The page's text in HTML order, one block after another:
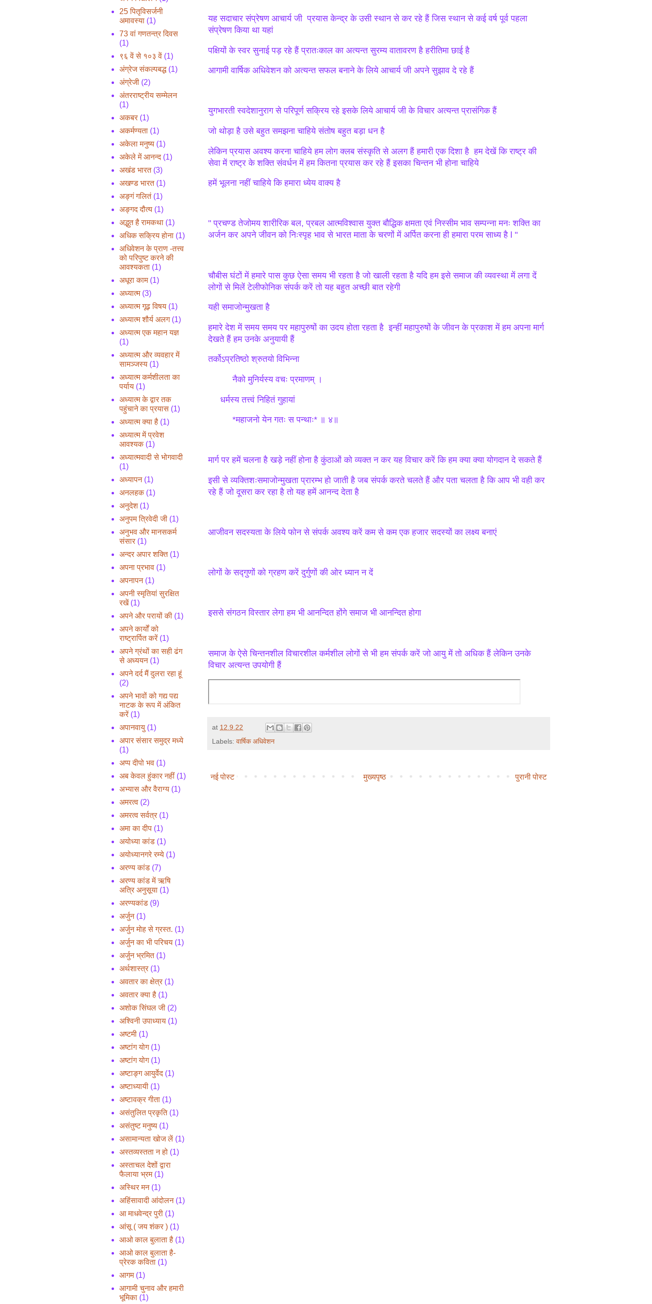
यह सदाचार संप्रेषण आचार्य जी प्रयास केन्द्र के उसी स्थान से कर रहे हैं जिस स्थान से कई वर्ष पूर्व पहला
संप्रेषण किया था यहां
पक्षियों के स्वर सुनाई पड़ रहे हैं प्रातःकाल का अत्यन्त सुरम्य वातावरण है हरीतिमा छाई है
आगामी वार्षिक अधिवेशन को अत्यन्त सफल बनाने के लिये आचार्य जी अपने सुझाव दे रहे हैं
युगभारती स्वदेशानुराग से परिपूर्ण सक्रिय रहे इसके लिये आचार्य जी के विचार अत्यन्त प्रासंगिक हैं
जो थोड़ा है उसे बहुत समझना चाहिये संतोष बहुत बड़ा धन है
लेकिन प्रयास अवश्य करना चाहिये हम लोग क्लब संस्कृति से अलग हैं हमारी एक दिशा है हम देखें कि राष्ट्र की
सेवा में राष्ट्र के शक्ति संवर्धन में हम कितना प्रयास कर रहे हैं इसका चिन्तन भी होना चाहिये
हमें भूलना नहीं चाहिये कि हमारा ध्येय वाक्य है
" प्रचण्ड तेजोमय शारीरिक बल, प्रबल आत्मविश्वास युक्त बौद्धिक क्षमता एवं निस्सीम भाव सम्पन्ना मनः शक्ति का
अर्जन कर अपने जीवन को निःस्पृह भाव से भारत माता के चरणों में अर्पित करना ही हमारा परम साध्य है l "
चौबीस घंटों में हमारे पास कुछ ऐसा समय भी रहता है जो खाली रहता है यदि हम इसे समाज की व्यवस्था में लगा दें
लोगों से मिलें टेलीफोनिक संपर्क करें तो यह बहुत अच्छी बात रहेगी
यही समाजोन्मुखता है
हमारे देश में समय समय पर महापुरुषों का उदय होता रहता है इन्हीं महापुरुषों के जीवन के प्रकाश में हम अपना मार्ग
देखते हैं हम उनके अनुयायी हैं
तर्कोऽप्रतिष्ठो श्रुतयो विभिन्ना
नैको मुनिर्यस्य वचः प्रमाणम् ।
धर्मस्य तत्त्वं निहितं गुहायां
*महाजनो येन गतः स पन्थाः* ॥ ४॥
मार्ग पर हमें चलना है खड़े नहीं होना है कुंठाओं को व्यक्त न कर यह विचार करें कि हम क्या क्या योगदान दे सकते हैं
इसी से व्यक्तिशःसमाजोन्मुखता प्रारम्भ हो जाती है जब संपर्क करते चलते हैं और पता चलता है कि आप भी वही कर
रहे हैं जो दूसरा कर रहा है तो यह हमें आनन्द देता है
आजीवन सदस्यता के लिये फोन से संपर्क अवश्य करें कम से कम एक हजार सदस्यों का लक्ष्य बनाएं
लोगों के सद्गुणों को ग्रहण करें दुर्गुणों की ओर ध्यान न दें
इससे संगठन विस्तार लेगा हम भी आनन्दित होंगे समाज भी आनन्दित होगा
समाज के ऐसे चिन्तनशील विचारशील कर्मशील लोगों से भी हम संपर्क करें जो आयु में तो अधिक हैं लेकिन उनके
विचार अत्यन्त उपयोगी हैं
at 12.9.22
Labels: वार्षिक अधिवेशन
नई पोस्ट पुरानी पोस्ट
मुख्यपृष्ठ
25 पितृविसर्जनी
अमावस्या (1)
73 वां गणतन्त्र दिवस
(1)
९६ वें से १०३ वें (1)
अंग्रेज संकल्पबद्ध (1)
अंग्रेजी (2)
अंतरराष्ट्रीय सम्मेलन
(1)
अकबर (1)
अकर्मण्यता (1)
अकेला मनुष्य (1)
अकेले में आनन्द (1)
अखंड भारत (3)
अखण्ड भारत (1)
अङ्गं गलितं (1)
अङ्गद दौत्य (1)
अद्भुत है रामकथा (1)
अधिक सक्रिय होना (1)
अधिवेशन के प्राण -तत्त्व
को परिपुष्ट करने की
आवश्यकता (1)
अधूरा काम (1)
अध्यात्म (3)
अध्यात्म गूढ़ विषय (1)
अध्यात्म शौर्य अलग (1)
अध्यात्म एक महान यज्ञ
(1)
अध्यात्म और व्यवहार में
सामञ्जस्य (1)
अध्यात्म कर्मशीलता का
पर्याय (1)
अध्यात्म के द्वार तक
पहुंचाने का प्रयास (1)
अध्यात्म क्या है (1)
अध्यात्म में प्रवेश
आवश्यक (1)
अध्यात्मवादी से भोगवादी
(1)
अध्यापन (1)
अनलहक (1)
अनुदेश (1)
अनुपम त्रिवेदी जी (1)
अनुभव और मानसकर्म
संसार (1)
अन्दर अपार शक्ति (1)
अपना प्रभाव (1)
अपनापन (1)
अपनी स्मृतियां सुरक्षित
रखें (1)
अपने और परायों की (1)
अपने कार्यों को
राष्ट्रार्पित करें (1)
अपने ग्रंथों का सही ढंग
से अध्ययन (1)
अपने दर्द मैं दुलरा रहा हूं
(2)
अपने भावों को गद्य पद्य
नाटक के रूप में अंकित
करें (1)
अपानवायु (1)
अपार संसार समुद्र मध्ये
(1)
अप्प दीपो भव (1)
अब केवल हुंकार नहीं (1)
अभ्यास और वैराग्य (1)
अमरत्व (2)
अमरत्व सर्वत्र (1)
अमा का दीप (1)
अयोध्या कांड (1)
अयोध्यानगरे रम्ये (1)
अरण्य कांड (7)
अरण्य कांड में ऋषि
अत्रि अनुसूया (1)
अरण्यकांड (9)
अर्जुन (1)
अर्जुन मोह से ग्रस्त. (1)
अर्जुन का भी परिचय (1)
अर्जुन भ्रमित (1)
अर्थशास्त्र (1)
अवतार का क्षेत्र (1)
अवतार क्या है (1)
अशोक सिंघल जी (2)
अश्विनी उपाध्याय (1)
अष्टमी (1)
अष्टांग योग (1)
अष्टांग योग (1)
अष्टाङ्ग आयुर्वेद (1)
अष्टाध्यायी (1)
अष्टावक्र गीता (1)
असंतुलित प्रकृति (1)
असंतुष्ट मनुष्य (1)
असामान्यता खोज लें (1)
अस्तव्यस्तता न हो (1)
अस्ताचल देशों द्वारा
फैलाया भ्रम (1)
अस्थिर मन (1)
अहिंसावादी आंदोलन (1)
आ माधवेन्द्र पुरी (1)
आंसू ( जय शंकर ) (1)
आओ काल बुलाता है (1)
आओ काल बुलाता है-
प्रेरक कविता (1)
आगम (1)
आगामी चुनाव और हमारी
भूमिका (1)